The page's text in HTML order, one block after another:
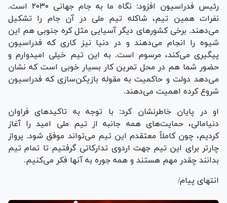
رئیس فدراسیون افزود: نگاه ما به جام جهانی ۲۰۳۰ است.
نفرات همین تیم، شاکله تیم ملی در آن جام را تشکیل
می‌دهند. برخی کشور‌های دیگر آسیایی مثل کره جنوبی هم این
شیوه را انجام می‌دهند و در دنیا نیز کاری که فدراسیون
پیگیری می‌کند، مرسوم است. به این تیم خیلی امیدوارم و
حضور شما هم در محل تمرین کار بسیار خوبی است که نشان
می‌دهد دولت و حاکمیت به مقوله بازیکن‌سازی که فدراسیون
شروع کرده اهمیت می‌دهند.
او در پایان خاطرنشان کرد: با توجه به تاکید‌های فراوان
دنیامالی، حمایت‌های همه جانبه از تیم ملی امید را آغاز
کردیم، چون کاملاً معتقدم این تیم می‌تواند موفق شود. پرواز
چارتر برای این تیم جهت اردوی تدارکاتی گرفتیم تا تمام تیم
بدانند چقدر مهم هستند و همه جوره به آنها فکر می‌کنیم.
انتهای پیام/